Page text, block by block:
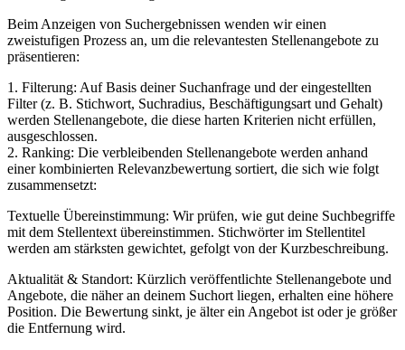
Beim Anzeigen von Suchergebnissen wenden wir einen
zweistufigen Prozess an, um die relevantesten Stellenangebote zu
präsentieren:
1. Filterung: Auf Basis deiner Suchanfrage und der eingestellten
Filter (z. B. Stichwort, Suchradius, Beschäftigungsart und Gehalt)
werden Stellenangebote, die diese harten Kriterien nicht erfüllen,
ausgeschlossen.
2. Ranking: Die verbleibenden Stellenangebote werden anhand
einer kombinierten Relevanzbewertung sortiert, die sich wie folgt
zusammensetzt:
Textuelle Übereinstimmung: Wir prüfen, wie gut deine Suchbegriffe
mit dem Stellentext übereinstimmen. Stichwörter im Stellentitel
werden am stärksten gewichtet, gefolgt von der Kurzbeschreibung.
Aktualität & Standort: Kürzlich veröffentlichte Stellenangebote und
Angebote, die näher an deinem Suchort liegen, erhalten eine höhere
Position. Die Bewertung sinkt, je älter ein Angebot ist oder je größer
die Entfernung wird.